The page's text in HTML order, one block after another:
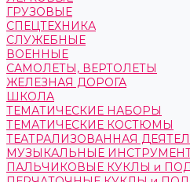
ГРУЗОВЫЕ
СПЕЦТЕХНИКА
СЛУЖЕБНЫЕ
ВОЕННЫЕ
САМОЛЕТЫ, ВЕРТОЛЕТЫ
ЖЕЛЕЗНАЯ ДОРОГА
ШКОЛА
ТЕМАТИЧЕСКИЕ НАБОРЫ
ТЕМАТИЧЕСКИЕ КОСТЮМЫ
ТЕАТРАЛИЗОВАННАЯ
МУЗЫКАЛЬНЫЕ
ПАЛЬЧИКОВЫЕ КУКЛЫ и